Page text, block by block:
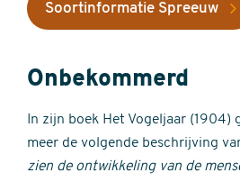
Soortinformatie Spreeuw
Onbekommerd
In zijn boek Het Vogeljaar (1904)
meer de volgende beschrijving
zien de ontwikkeling van de